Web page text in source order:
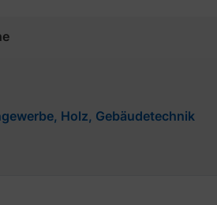
Holz, Gebäudetechnik